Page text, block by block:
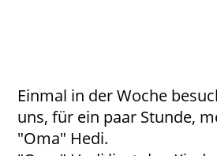
Einmal in der Woche
uns, für ein paar Stunde,
"Oma" Hedi.